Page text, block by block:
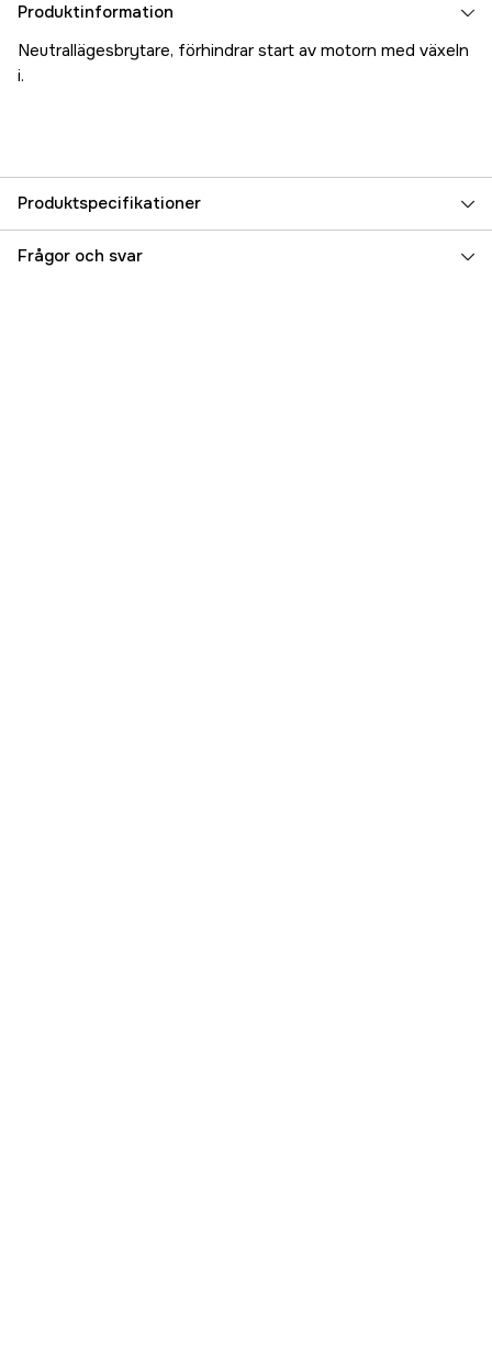
Produktinformation
Neutrallägesbrytare, förhindrar start av motorn med växeln
i.
Produktspecifikationer
Referensnummer 5000021672
Frågor och svar